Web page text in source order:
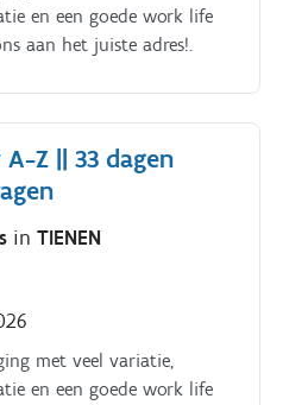
en een goede work life
aan het juiste adres!.
Z || 33 dagen
in TIENEN
met veel variatie,
en een goede work life